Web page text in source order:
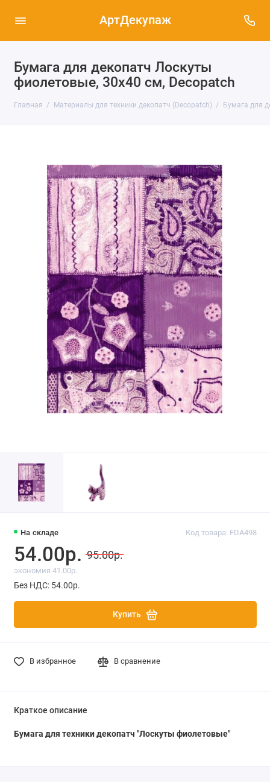
АртДекупаж
Бумага для декопатч Лоскуты
фиолетовые, 30х40 см, Decopatch
Главная Материалы для техники декопатч (Decopatch) Бумага для
На складе Код товара: FDA498
54.00р. 95.00р.
экономия 41.00р.
Без НДС: 54.00р.
Купить
В избранное В сравнение
Краткое описание
Бумага для техники декопатч "Лоскуты фиолетовые"